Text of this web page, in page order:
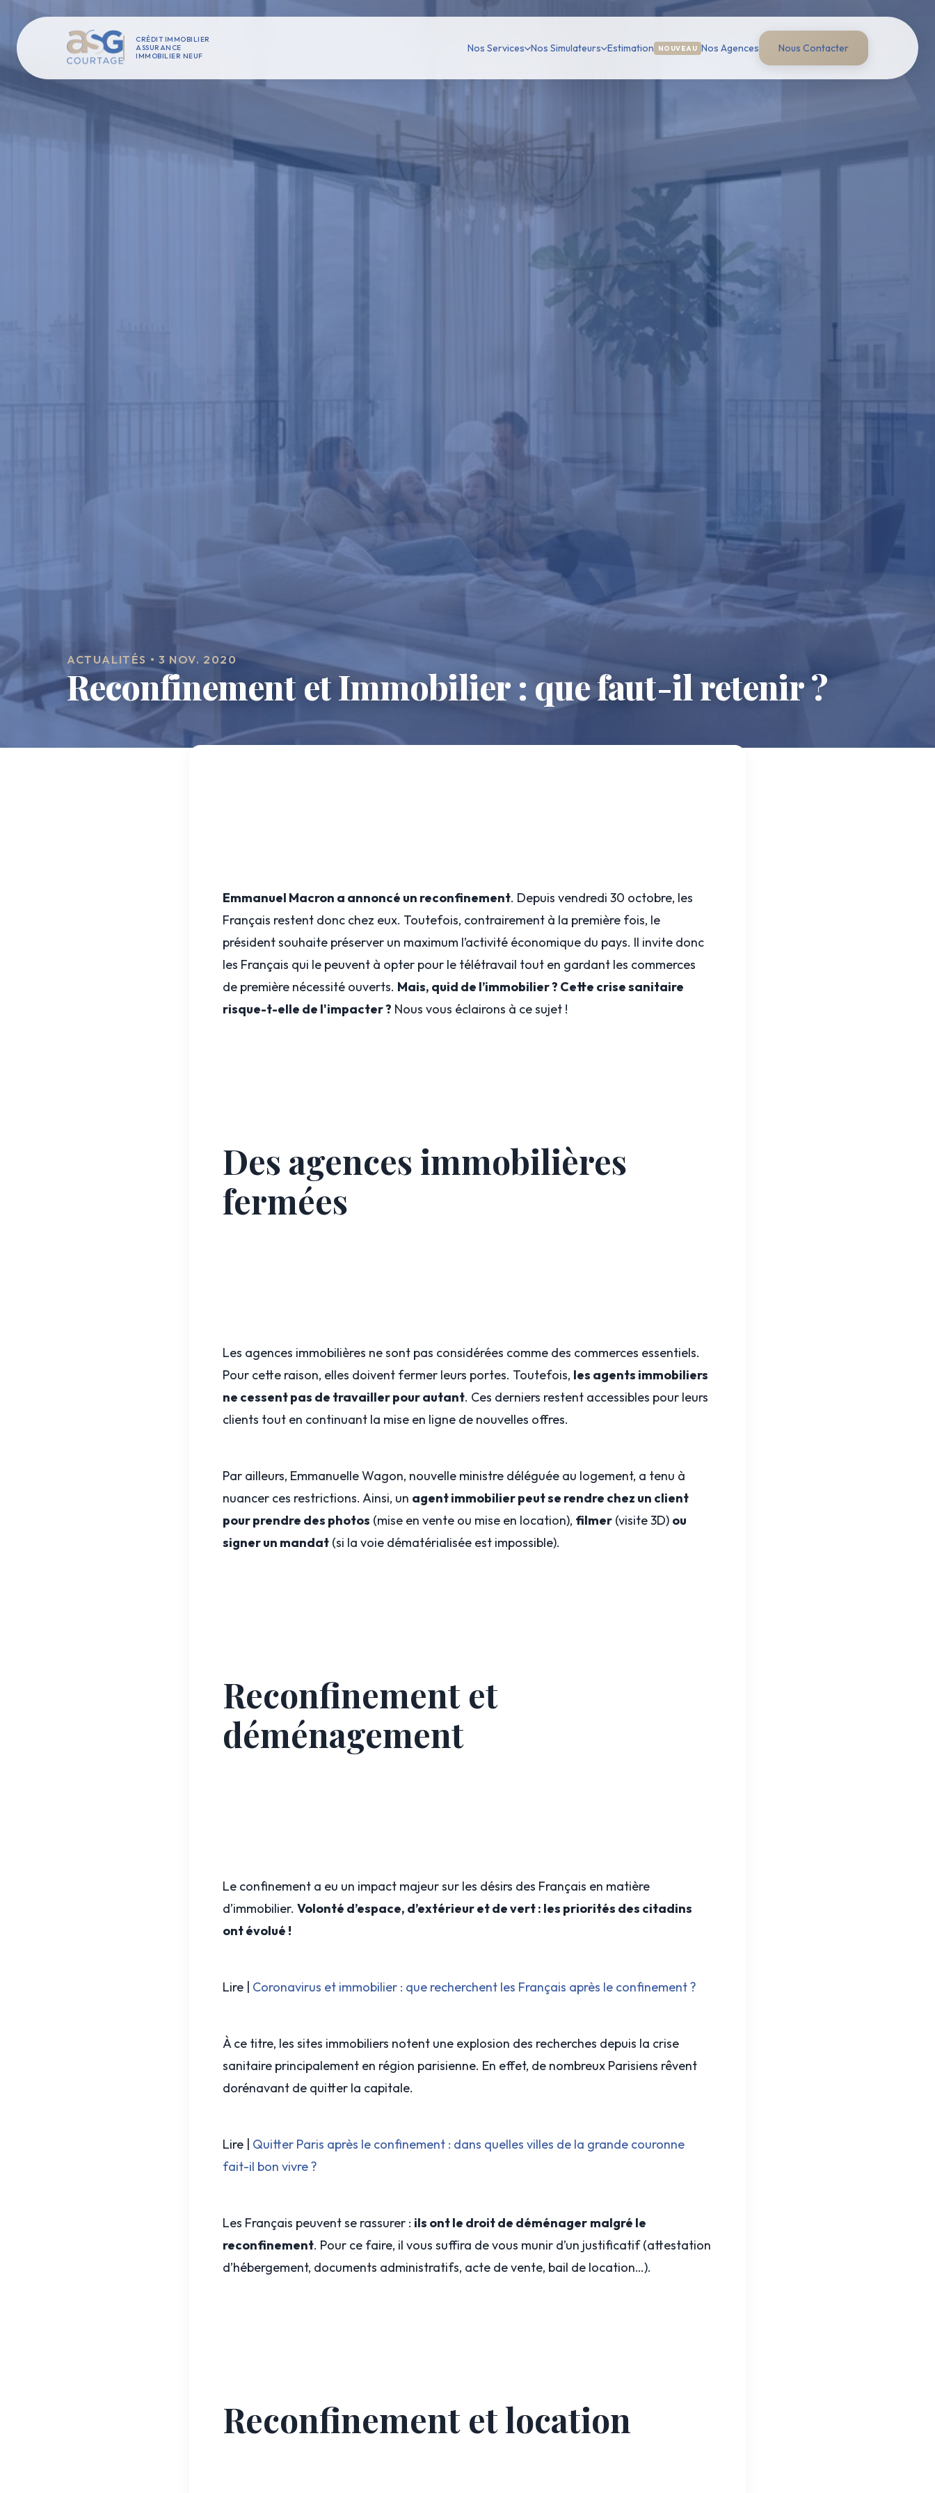
CRÉDIT IMMOBILIER
ASSURANCE
IMMOBILIER NEUF
Nos Services Nos Simulateurs Estimation NOUVEAU Nos Agences Nous Contacter
ACTUALITÉS • 3 NOV. 2020
Reconfinement et Immobilier : que faut-il retenir ?
Emmanuel Macron a annoncé un reconfinement. Depuis vendredi 30 octobre, les
Français restent donc chez eux. Toutefois, contrairement à la première fois, le
président souhaite préserver un maximum l’activité économique du pays. Il invite donc
les Français qui le peuvent à opter pour le télétravail tout en gardant les commerces
de première nécessité ouverts. Mais, quid de l’immobilier ? Cette crise sanitaire
risque-t-elle de l'impacter ? Nous vous éclairons à ce sujet !
Des agences immobilières
fermées
Les agences immobilières ne sont pas considérées comme des commerces essentiels.
Pour cette raison, elles doivent fermer leurs portes. Toutefois, les agents immobiliers
ne cessent pas de travailler pour autant. Ces derniers restent accessibles pour leurs
clients tout en continuant la mise en ligne de nouvelles offres.
Par ailleurs, Emmanuelle Wagon, nouvelle ministre déléguée au logement, a tenu à
nuancer ces restrictions. Ainsi, un agent immobilier peut se rendre chez un client
pour prendre des photos (mise en vente ou mise en location), filmer (visite 3D) ou
signer un mandat (si la voie dématérialisée est impossible).
Reconfinement et
déménagement
Le confinement a eu un impact majeur sur les désirs des Français en matière
d’immobilier. Volonté d’espace, d’extérieur et de vert : les priorités des citadins
ont évolué !
Lire | Coronavirus et immobilier : que recherchent les Français après le confinement ?
À ce titre, les sites immobiliers notent une explosion des recherches depuis la crise
sanitaire principalement en région parisienne. En effet, de nombreux Parisiens rêvent
dorénavant de quitter la capitale.
Lire | Quitter Paris après le confinement : dans quelles villes de la grande couronne
fait-il bon vivre ?
Les Français peuvent se rassurer : ils ont le droit de déménager malgré le
reconfinement. Pour ce faire, il vous suffira de vous munir d’un justificatif (attestation
d’hébergement, documents administratifs, acte de vente, bail de location…).
Reconfinement et location